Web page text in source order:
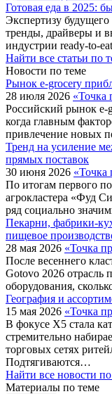
Готовая еда в 2025:
Экспертизу
тренды, драйверы и
индустрии ready-to-
Найти все статьи по
Новости по теме
Рынок e-grocery
28 июля 2026 «Точка
Российский рынок e-
когда главным
привлечение новых
Тренд на усиление
прямых поставок
30 июня 2026 «Точка
По итогам первого
агрокластера «Фуд
ряд социально
Пекарни, фабрики-
пищевое
28 мая 2026 «Точка
После весеннего
Gotovo 2026 отрасль
оборудования,
География и
15 мая 2026 «Точка
В фокусе X5 стала
стремительно
торговых сетях
Подтягиваются…
Найти все новости
Материалы по теме